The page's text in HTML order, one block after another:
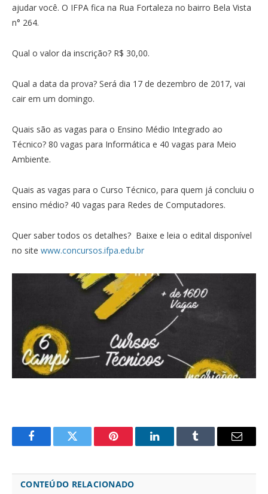
ajudar você. O IFPA fica na Rua Fortaleza no bairro Bela Vista
n° 264.
Qual o valor da inscrição? R$ 30,00.
Qual a data da prova? Será dia 17 de dezembro de 2017, vai
cair em um domingo.
Quais são as vagas para o Ensino Médio Integrado ao
Técnico? 80 vagas para Informática e 40 vagas para Meio
Ambiente.
Quais as vagas para o Curso Técnico, para quem já concluiu o
ensino médio? 40 vagas para Redes de Computadores.
Quer saber todos os detalhes? Baixe e leia o edital disponível
no site www.concursos.ifpa.edu.br
FacebookTwitter Pinterest LinkedInTumblr Email
CONTEÚDO RELACIONADO